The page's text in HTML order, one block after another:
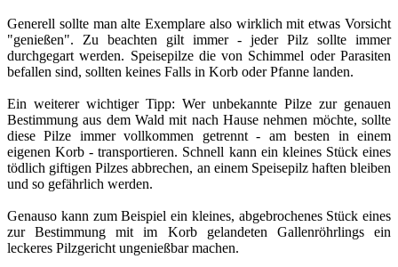
Generell sollte man alte Exemplare also wirklich mit etwas Vorsicht
"genießen". Zu beachten gilt immer - jeder Pilz sollte immer
durchgegart werden. Speisepilze die von Schimmel oder Parasiten
befallen sind, sollten keines Falls in Korb oder Pfanne landen.
Ein weiterer wichtiger Tipp: Wer unbekannte Pilze zur genauen
Bestimmung aus dem Wald mit nach Hause nehmen möchte, sollte
diese Pilze immer vollkommen getrennt - am besten in einem
eigenen Korb - transportieren. Schnell kann ein kleines Stück eines
tödlich giftigen Pilzes abbrechen, an einem Speisepilz haften bleiben
und so gefährlich werden.
Genauso kann zum Beispiel ein kleines, abgebrochenes Stück eines
zur Bestimmung mit im Korb gelandeten Gallenröhrlings ein
leckeres Pilzgericht ungenießbar machen.